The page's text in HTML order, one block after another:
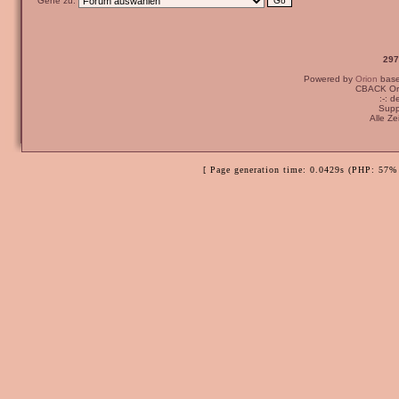
Powered by Orion
CBACK
:-:
Alle
[ Page generation time: 0.0429s (PHP: